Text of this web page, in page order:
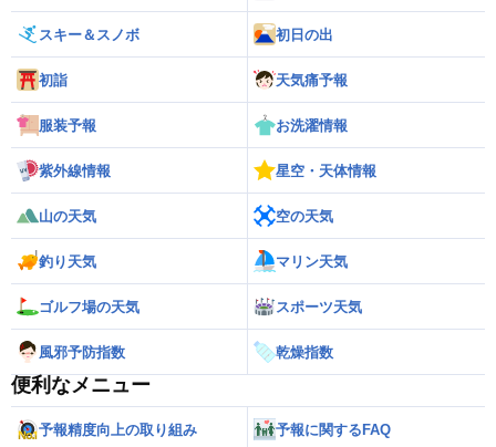
スキー＆スノボ 初日の出
初詣 天気痛予報
服装予報 お洗濯情報
紫外線情報 星空・天体情報
山の天気 空の天気
釣り天気 マリン天気
ゴルフ場の天気 スポーツ天気
風邪予防指数 乾燥指数
便利なメニュー
予報精度向上の取り組み 予報に関するFAQ